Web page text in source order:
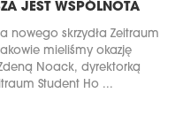
JEST WSPÓLNOTA
nowego skrzydła Zeitraum
mieliśmy okazję
Noack, dyrektorką
Student Ho ...